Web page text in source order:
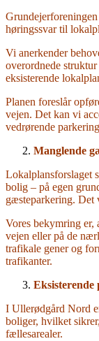
høringssvar til
Vi anerkender
overordnede
eksisterende
Planen foreslår
vejen. Det kan vi
vedrørende
Manglende
Lokalplansforslaget
bolig – på egen
gæsteparkering.
Vores bekymring er,
vejen eller på de
trafikale gener og
trafikanter.
Eksisterende
I Ullerødgård Nord
boliger, hvilket
fællesarealer.